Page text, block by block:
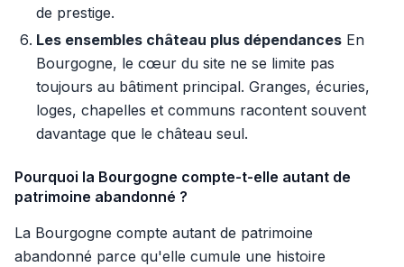
de prestige.
Les ensembles château plus dépendances En
Bourgogne, le cœur du site ne se limite pas
toujours au bâtiment principal. Granges, écuries,
loges, chapelles et communs racontent souvent
davantage que le château seul.
Pourquoi la Bourgogne compte-t-elle autant de
patrimoine abandonné ?
La Bourgogne compte autant de patrimoine
abandonné parce qu'elle cumule une histoire